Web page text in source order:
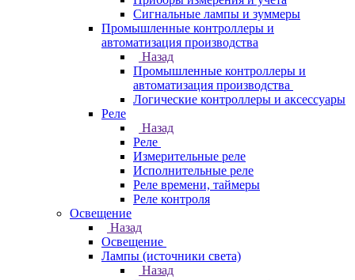
Сигнальные лампы и зуммеры
Промышленные контроллеры и
автоматизация производства
Назад
Промышленные контроллеры и
автоматизация производства
Логические контроллеры и аксессуары
Реле
Назад
Реле
Измерительные реле
Исполнительные реле
Реле времени, таймеры
Реле контроля
Освещение
Назад
Освещение
Лампы (источники света)
Назад